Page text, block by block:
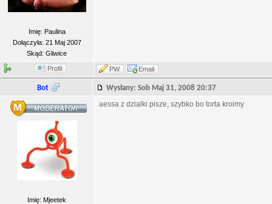
Imię: Paulina
Dołączyła: 21 Maj 2007
Skąd: Gliwice
Profil PW Email
Bot Wysłany: Sob Maj 31, 2008 20:37
Imię: Mjeetek
aessa z dzialki pisze, szybko bo torta kroimy